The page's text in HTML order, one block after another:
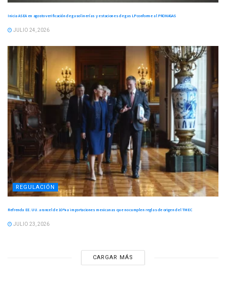
Inicia ASEA en agosto verificación de gasolinerías y estaciones de gas LP conforme al PRONAGAS
JULIO 24, 2026
REGULACIÓN
Refrenda EE. UU. arancel de 10 % a importaciones mexicanas que no cumplen reglas de origen del TMEC
JULIO 23, 2026
CARGAR MÁS